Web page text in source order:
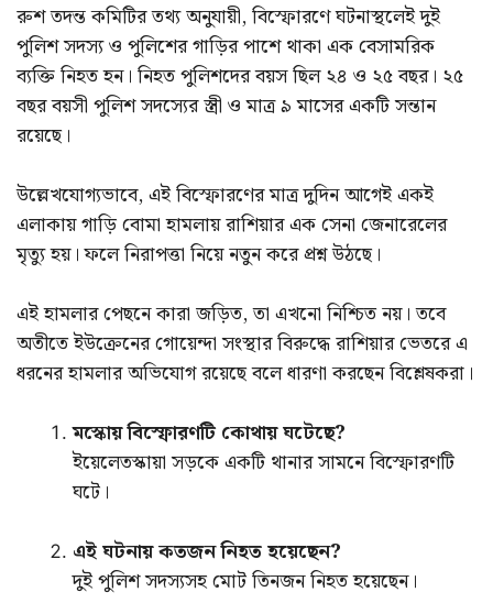
রুশ তদন্ত কমিটির তথ্য অনুযায়ী, বিস্ফোরণে ঘটনাস্থলেই দুই
পুলিশ সদস্য ও পুলিশের গাড়ির পাশে থাকা এক বেসামরিক
ব্যক্তি নিহত হন। নিহত পুলিশদের বয়স ছিল ২৪ ও ২৫ বছর। ২৫
বছর বয়সী পুলিশ সদস্যের স্ত্রী ও মাত্র ৯ মাসের একটি সন্তান
রয়েছে।
উল্লেখযোগ্যভাবে, এই বিস্ফোরণের মাত্র দুদিন আগেই একই
এলাকায় গাড়ি বোমা হামলায় রাশিয়ার এক সেনা জেনারেলের
মৃত্যু হয়। ফলে নিরাপত্তা নিয়ে নতুন করে প্রশ্ন উঠছে।
এই হামলার পেছনে কারা জড়িত, তা এখনো নিশ্চিত নয়। তবে
অতীতে ইউক্রেনের গোয়েন্দা সংস্থার বিরুদ্ধে রাশিয়ার ভেতরে এ
ধরনের হামলার অভিযোগ রয়েছে বলে ধারণা করছেন বিশ্লেষকরা।
মস্কোয় বিস্ফোরণটি কোথায় ঘটেছে?
ইয়েলেতস্কায়া সড়কে একটি থানার সামনে বিস্ফোরণটি
ঘটে।
এই ঘটনায় কতজন নিহত হয়েছেন?
দুই পুলিশ সদস্যসহ মোট তিনজন নিহত হয়েছেন।